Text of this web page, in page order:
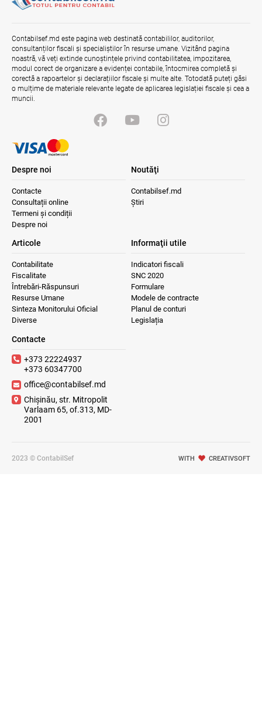
reformei finanțelor publice și a
administrării fiscale pentru aderarea la
UE
04.08.2026 Serviciul Fiscal de Stat
Contabilsef.md este pagina web destinată contabililor, auditorilor,
consultanților fiscali și specialiștilor în resurse umane. Vizitând pagina
noastră, vă veți extinde cunoștințele privind contabilitatea, impozitarea,
modul corect de organizare a evidenței contabile, întocmirea completă și
corectă a rapoartelor și declarațiilor fiscale și multe alte. Totodată puteți găsi
o mulțime de materiale relevante legate de aplicarea legislației fiscale și cea a
muncii.
Despre noi
Contacte
Consultații online
Termeni și condiții
Despre noi
Noutăţi
Contabilsef.md
Știri
Articole
Contabilitate
Fiscalitate
Întrebări-Răspunsuri
Resurse Umane
Sinteza Monitorului Oficial
Diverse
Informaţii utile
Indicatori fiscali
SNC 2020
Formulare
Modele de contracte
Planul de conturi
Legislația
Contacte
+373 22224937
+373 60347700
office@contabilsef.md
Chișinău, str. Mitropolit
Varlaam 65, of.313, MD-
2001
2023 © ContabilSef WITH CREATIVSOFT